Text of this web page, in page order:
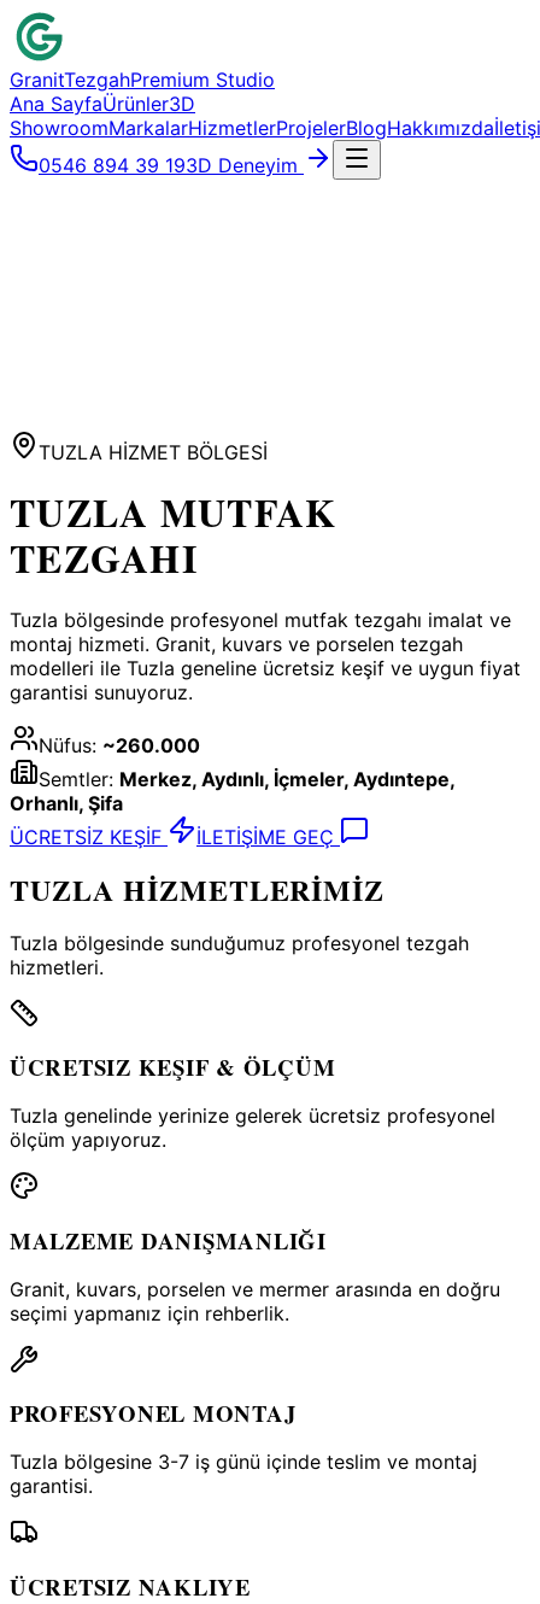
GranitTezgahPremium Studio
Ana SayfaÜrünler3D
ShowroomMarkalarHizmetlerProjelerBlogHakkımızda
0546 894 39 193D Deneyim
TUZLA HİZMET BÖLGESİ
TUZLA MUTFAK
TEZGAHI
Tuzla bölgesinde profesyonel mutfak tezgahı imalat ve
montaj hizmeti. Granit, kuvars ve porselen tezgah
modelleri ile Tuzla geneline ücretsiz keşif ve uygun fiyat
garantisi sunuyoruz.
Nüfus: ~260.000
Semtler: Merkez, Aydınlı, İçmeler, Aydıntepe,
Orhanlı, Şifa
ÜCRETSİZ KEŞİF
İLETİŞİME GEÇ
TUZLA HİZMETLERİMİZ
Tuzla bölgesinde sunduğumuz profesyonel tezgah
hizmetleri.
ÜCRETSIZ KEŞIF & ÖLÇÜM
Tuzla genelinde yerinize gelerek ücretsiz profesyonel
ölçüm yapıyoruz.
MALZEME DANIŞMANLIĞI
Granit, kuvars, porselen ve mermer arasında en doğru
seçimi yapmanız için rehberlik.
PROFESYONEL MONTAJ
Tuzla bölgesine 3-7 iş günü içinde teslim ve montaj
garantisi.
ÜCRETSIZ NAKLIYE